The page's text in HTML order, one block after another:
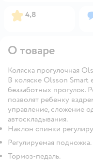
Рейтинг:
4,8
О товаре
Коляска прогулочная
В коляске Olsson Smart
беззаботных прогулок.
позволят ребенку
управление, сложение
автоскладывания.
Наклон спинки
Регулируемая подножка.
Тормоз-педаль.